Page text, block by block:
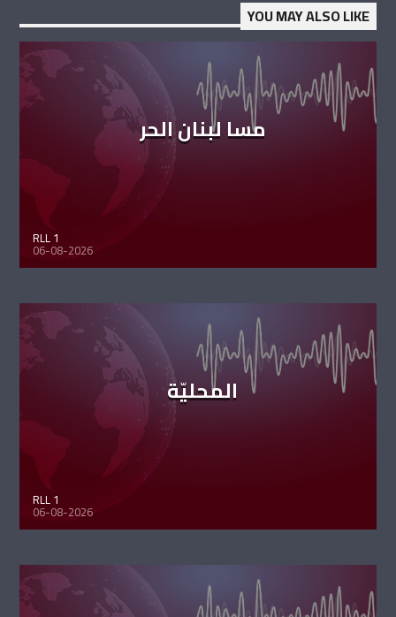
YOU MAY ALSO LIKE
مسا لبنان الحر
RLL 1
06-08-2026
المحليّة
RLL 1
06-08-2026